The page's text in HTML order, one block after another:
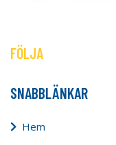
FÖLJA
SNABBLÄNKAR
Hem